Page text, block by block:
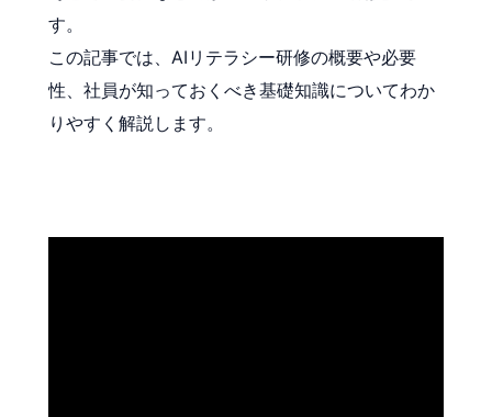
す。
この記事では、AIリテラシー研修の概要や必要
性、社員が知っておくべき基礎知識についてわか
りやすく解説します。